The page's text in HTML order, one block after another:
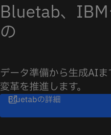
Bluetab、IBM
の
データ準備から生成AI
変革を推進します。
Bluetabの詳細